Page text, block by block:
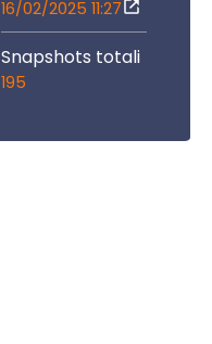
16/02/2025 11:27
Snapshots totali
195